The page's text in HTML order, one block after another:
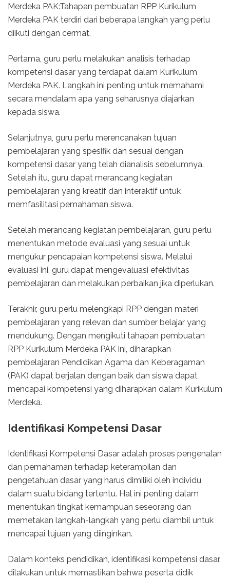
Merdeka PAK:Tahapan pembuatan RPP Kurikulum
Merdeka PAK terdiri dari beberapa langkah yang perlu
diikuti dengan cermat.
Pertama, guru perlu melakukan analisis terhadap
kompetensi dasar yang terdapat dalam Kurikulum
Merdeka PAK. Langkah ini penting untuk memahami
secara mendalam apa yang seharusnya diajarkan
kepada siswa.
Selanjutnya, guru perlu merencanakan tujuan
pembelajaran yang spesifik dan sesuai dengan
kompetensi dasar yang telah dianalisis sebelumnya.
Setelah itu, guru dapat merancang kegiatan
pembelajaran yang kreatif dan interaktif untuk
memfasilitasi pemahaman siswa.
Setelah merancang kegiatan pembelajaran, guru perlu
menentukan metode evaluasi yang sesuai untuk
mengukur pencapaian kompetensi siswa. Melalui
evaluasi ini, guru dapat mengevaluasi efektivitas
pembelajaran dan melakukan perbaikan jika diperlukan.
Terakhir, guru perlu melengkapi RPP dengan materi
pembelajaran yang relevan dan sumber belajar yang
mendukung. Dengan mengikuti tahapan pembuatan
RPP Kurikulum Merdeka PAK ini, diharapkan
pembelajaran Pendidikan Agama dan Keberagaman
(PAK) dapat berjalan dengan baik dan siswa dapat
mencapai kompetensi yang diharapkan dalam Kurikulum
Merdeka.
Identifikasi Kompetensi Dasar
Identifikasi Kompetensi Dasar adalah proses pengenalan
dan pemahaman terhadap keterampilan dan
pengetahuan dasar yang harus dimiliki oleh individu
dalam suatu bidang tertentu. Hal ini penting dalam
menentukan tingkat kemampuan seseorang dan
memetakan langkah-langkah yang perlu diambil untuk
mencapai tujuan yang diinginkan.
Dalam konteks pendidikan, identifikasi kompetensi dasar
dilakukan untuk memastikan bahwa peserta didik